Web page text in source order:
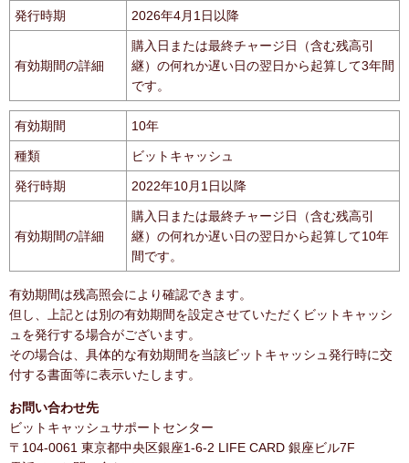
発行時期 2026年4月1日以降
有効期間の詳細
購入日または最終チャージ日（含む残高引
継）の何れか遅い日の翌日から起算して3年間
です。
有効期間 10年
種類 ビットキャッシュ
発行時期 2022年10月1日以降
有効期間の詳細
購入日または最終チャージ日（含む残高引
継）の何れか遅い日の翌日から起算して10年
間です。
有効期間は残高照会により確認できます。
但し、上記とは別の有効期間を設定させていただくビットキャッシ
ュを発行する場合がございます。
その場合は、具体的な有効期間を当該ビットキャッシュ発行時に交
付する書面等に表示いたします。
お問い合わせ先
ビットキャッシュサポートセンター
〒104-0061 東京都中央区銀座1-6-2 LIFE CARD 銀座ビル7F